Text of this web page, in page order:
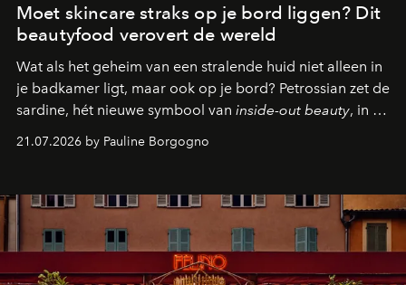
Moet skincare straks op je bord liggen? Dit
beautyfood verovert de wereld
Wat als het geheim van een stralende huid niet alleen in
je badkamer ligt, maar ook op je bord? Petrossian zet de
sardine, hét nieuwe symbool van inside-out beauty, in de
kijker met twee gastronomische creaties.
21.07.2026 by Pauline Borgogno